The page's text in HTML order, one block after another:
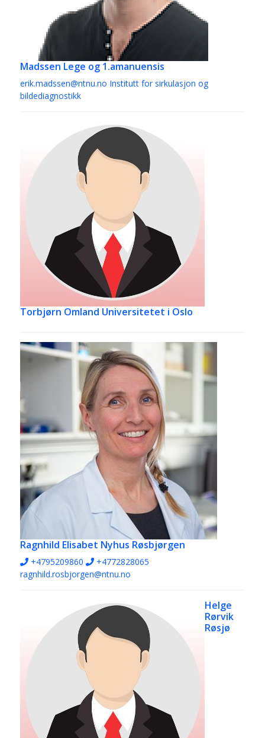
Madssen Lege og 1.amanuensis
erik.madssen@ntnu.no Institutt for sirkulasjon og
bildediagnostikk
Torbjørn Omland Universitetet i Oslo
Ragnhild Elisabet Nyhus Røsbjørgen
+4795209860
+4772828065
ragnhild.rosbjorgen@ntnu.no
Helge
Rørvik
Røsjø